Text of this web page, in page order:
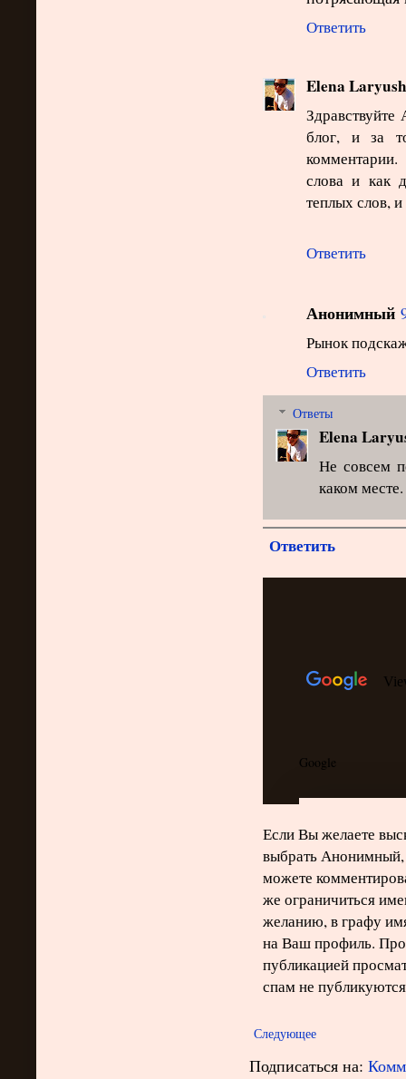
Ответить
Elena
блог, и за
слова и как
теплых слов,
Ответить
Анонимный
Рынок
Ответить
Ответы
Elena
Не совсем
каком
Ответить
Если Вы желаете
выбрать Анонимный,
можете
же ограничиться
желанию, в графу
на Ваш профиль.
публикацией
спам не
Следующее
Подписаться на: